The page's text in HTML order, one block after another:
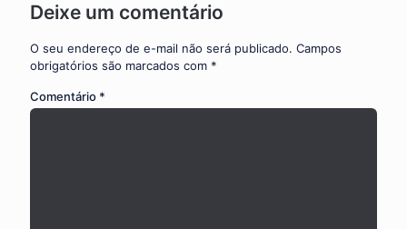
Deixe um comentário
O seu endereço de e-mail não será publicado. Campos
obrigatórios são marcados com *
Comentário *